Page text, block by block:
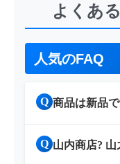
よくあ
人気のFAQ
Q 商品は新品
Q 山内商店? 山